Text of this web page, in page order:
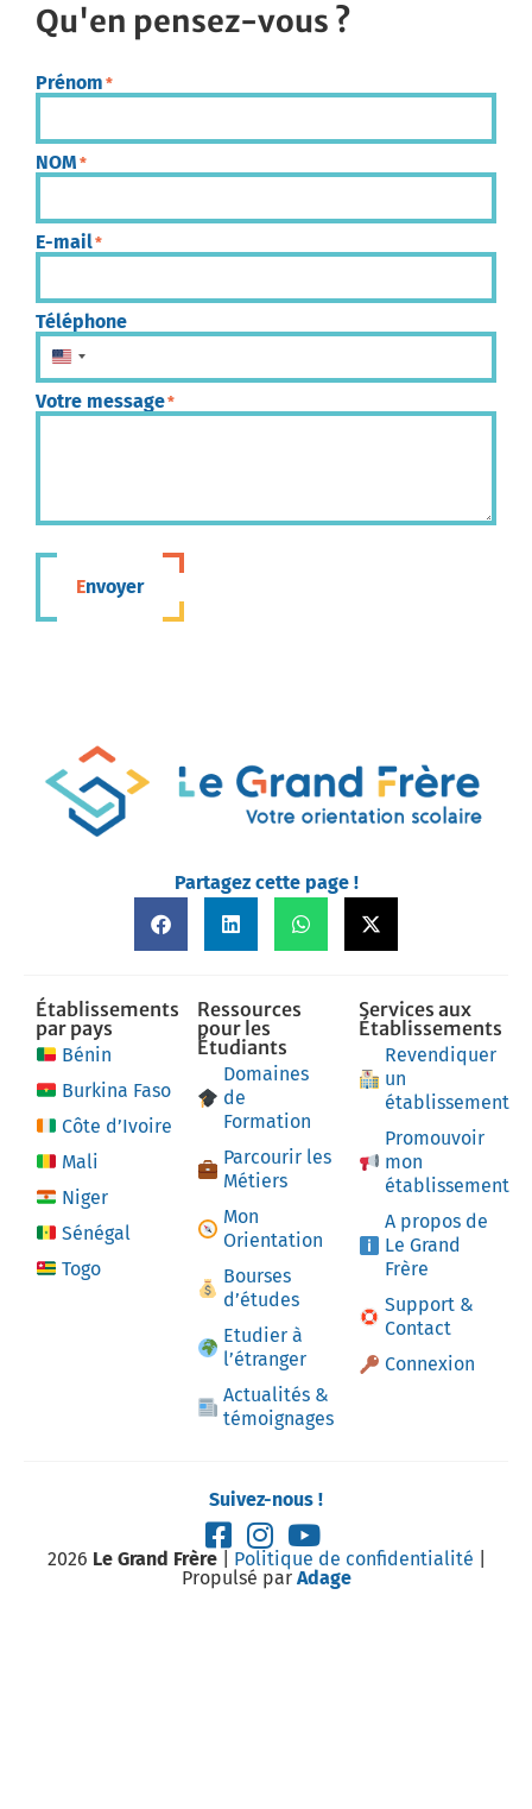
Qu'en pensez-vous ?
Prénom *
NOM *
E-mail*
Téléphone
États-Unis +1
Votre message*
Envoyer
Partagez cette page !
Établissements
par pays
Bénin
Burkina Faso
Côte d’Ivoire
Mali
Niger
Sénégal
Togo
Ressources
pour les
Étudiants
Domaines
de
Formation
Parcourir les
Métiers
Mon
Orientation
Bourses
d’études
Etudier à
l’étranger
Actualités &
témoignages
Services aux
Établissements
Revendiquer
un
établissement
Promouvoir
mon
établissement
A propos de
Le Grand
Frère
Support &
Contact
Connexion
Suivez-nous !
2026 Le Grand Frère| Politique de confidentialité
Propulsé par Adage